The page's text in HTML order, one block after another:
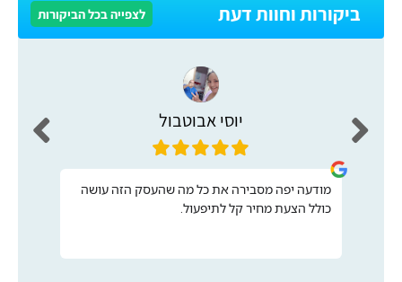
ביקורות וחוות דעת לצפייה בכל הביקורות
יוסי אבוטבול
מודעה יפה מסבירה את כל מה שהעסק הזה עושה
כולל הצעת מחיר קל לתיפעול.